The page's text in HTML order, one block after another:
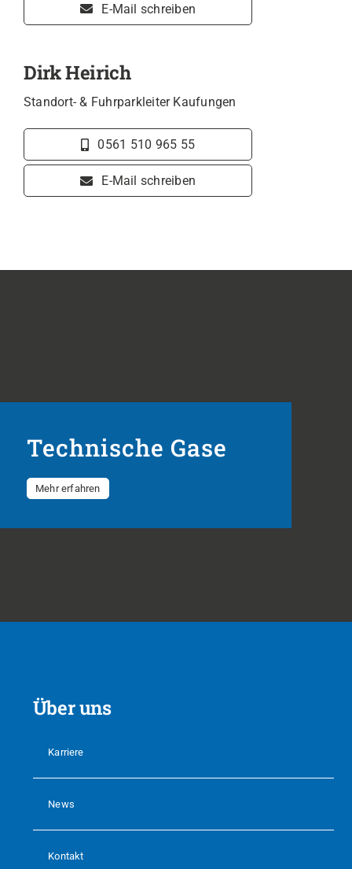
E-Mail schreiben
Dirk Heirich
Standort- & Fuhrparkleiter Kaufungen
0561 510 965 55
E-Mail schreiben
Technische Gase
Mehr erfahren
Über uns
Karriere
News
Kontakt